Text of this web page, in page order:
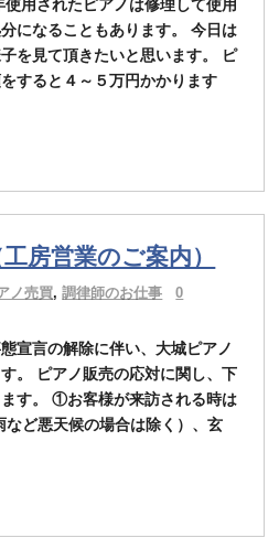
用されたピアノは修理して使用
になることもあります。 今日は
を見て頂きたいと思います。 ピ
すると４～５万円かかります
房営業のご案内）
ノ売買,調律師のお仕事
0
宣言の解除に伴い、大城ピアノ
。 ピアノ販売の応対に関し、下
す。 ①お客様が来訪される時は
ど悪天候の場合は除く）、玄